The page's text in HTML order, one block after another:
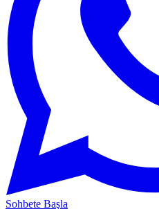
Sohbete Başla